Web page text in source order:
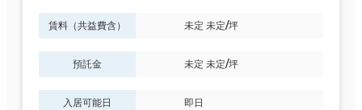
賃料（共益費含） 未定 未定/坪
預託金 未定 未定/坪
入居可能日 即日